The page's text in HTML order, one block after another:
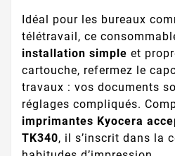
Idéal pour les bureaux
télétravail, ce
installation simple et
cartouche, refermez le
travaux : vos documents
réglages compliqués.
imprimantes Kyocera
TK340, il s’inscrit dans la